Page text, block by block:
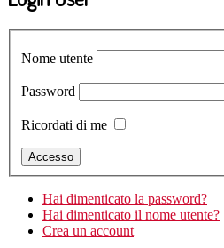
Nome utente
Password
Ricordati di me
Hai dimenticato la password?
Hai dimenticato il nome utente?
Crea un account